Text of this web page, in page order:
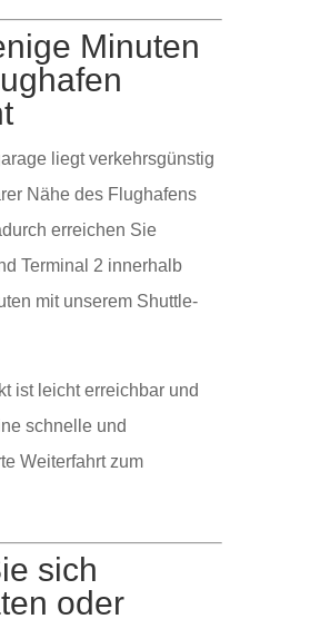
Minuten
liegt verkehrsgünstig
Nähe des Flughafens
erreichen Sie
Terminal 2 innerhalb
mit unserem Shuttle-
ist leicht erreichbar und
schnelle und
Weiterfahrt zum
sich
oder